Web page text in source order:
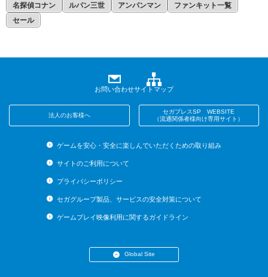
名探偵コナン
ルパン三世 アンパンマン
ファンキット一覧
セール
お問い合わせサイトマップ
法人のお客様へ
セガプレスSP WEBSITE
（流通関係者様向け専用サイト）
ゲームを安心・安全に楽しんでいただくための取り組み
サイトのご利用について
プライバシーポリシー
セガグループ製品、サービスの安全対策について
ゲームプレイ映像利用に関するガイドライン
Global Site
・English (US)